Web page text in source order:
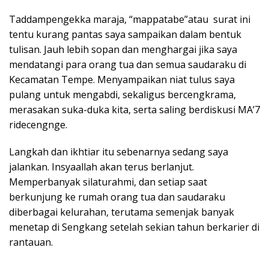
Taddampengekka maraja, “mappatabe”atau surat ini
tentu kurang pantas saya sampaikan dalam bentuk
tulisan. Jauh lebih sopan dan menghargai jika saya
mendatangi para orang tua dan semua saudaraku di
Kecamatan Tempe. Menyampaikan niat tulus saya
pulang untuk mengabdi, sekaligus bercengkrama,
merasakan suka-duka kita, serta saling berdiskusi MA’7
ridecengnge.
Langkah dan ikhtiar itu sebenarnya sedang saya
jalankan. Insyaallah akan terus berlanjut.
Memperbanyak silaturahmi, dan setiap saat
berkunjung ke rumah orang tua dan saudaraku
diberbagai kelurahan, terutama semenjak banyak
menetap di Sengkang setelah sekian tahun berkarier di
rantauan.